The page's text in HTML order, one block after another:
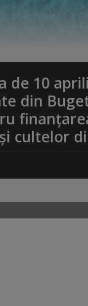
de 10
din
cultelor